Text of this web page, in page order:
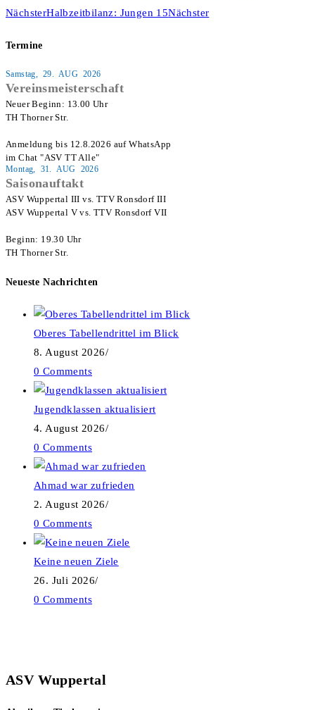
NächsterHalbzeitbilanz: Jungen 15Nächster
Termine
Samstag, 29. AUG 2026
Vereinsmeisterschaft
Neuer Beginn: 13.00 Uhr
TH Thorner Str.
Anmeldung bis 12.8.2026 auf WhatsApp
im Chat "ASV TT Alle"
Montag, 31. AUG 2026
Saisonauftakt
ASV Wuppertal III vs. TTV Ronsdorf III
ASV Wuppertal V vs. TTV Ronsdorf VII
Beginn: 19.30 Uhr
TH Thorner Str.
Neueste Nachrichten
Oberes Tabellendrittel im Blick
8. August 2026/
0 Comments
Jugendklassen aktualisiert
4. August 2026/
0 Comments
Ahmad war zufrieden
2. August 2026/
0 Comments
Keine neuen Ziele
26. Juli 2026/
0 Comments
ASV Wuppertal